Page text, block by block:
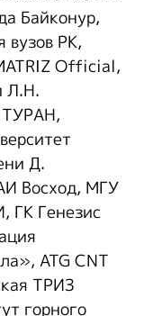
Байконур,
РК,
Official,
Л.Н.
ТУРАН,
Д.
Восход, МГУ
ГК Генезис
ATG CNT
ТРИЗ
горного